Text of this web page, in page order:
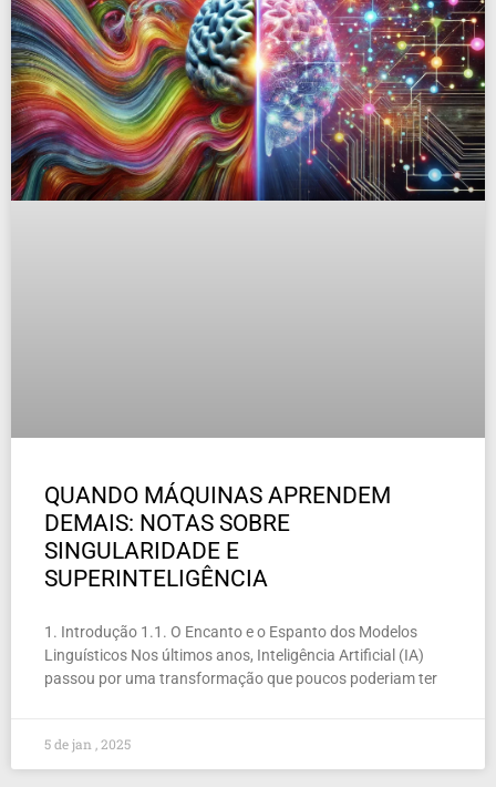
QUANDO MÁQUINAS APRENDEM
DEMAIS: NOTAS SOBRE
SINGULARIDADE E
SUPERINTELIGÊNCIA
1. Introdução 1.1. O Encanto e o Espanto dos Modelos
Linguísticos Nos últimos anos, Inteligência Artificial (IA)
passou por uma transformação que poucos poderiam ter
5 de jan , 2025